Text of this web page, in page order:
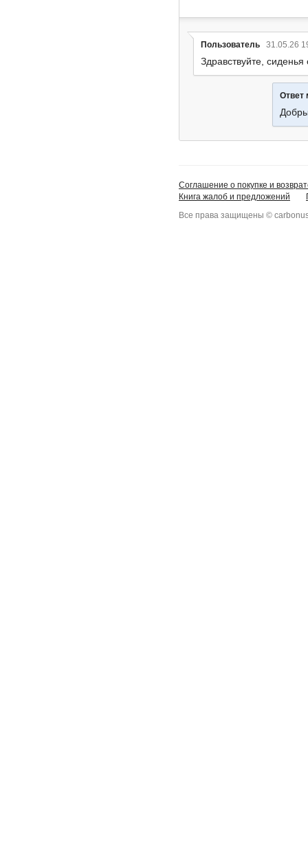
Пользователь 31.05.26
Здравствуйте,
Ответ
Соглашение о покупке и
Книга жалоб и предложений
Все права защищены ©